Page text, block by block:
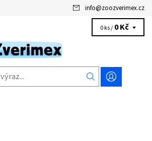
info@zoozverimex.cz
0 ks / 0 Kč